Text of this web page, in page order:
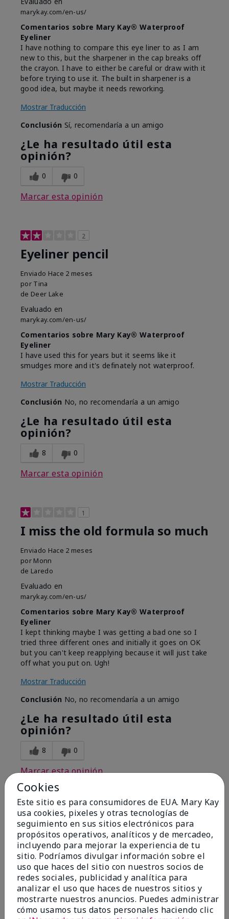
marykay.com/en-us/
Comentarios sobre Mary Kay® Waterproof
Eyeliner
I have nothing to compare this eye liner to as I am
new to this, but the sharpener in the cap breaks off
the crayon. I have to either be careful or draw with it
before trying to use it. The built in sharpener is a
good idea, but maybe it needs reworking.
Mostrar Traducción
Conclusión Sí, recomendaría a un amigo
¿Le ha resultado útil esta
opinión?
0 0
Marcar esta opinión
2
Eyeliner pencil
Enviado Hace 2 meses
por Tina
de Deer Lake
Evaluado en
marykay.com/en-us/
Comentarios sobre Mary Kay® Waterproof
Eyeliner
I have used this for years but it seems like it
smudges more and it's definately not waterproof.
Mostrar Traducción
Conclusión No, no recomendaría a un amigo
¿Le ha resultado útil esta
opinión?
8 0
Marcar esta opinión
1
I miss the old formula so much
Enviado Hace 2 meses
por Monn
de Laredo
Evaluado en
marykay.com/en-us/
Comentarios sobre Mary Kay® Waterproof
Eyeliner
I kept thinking maybe I was getting a bad one so I
tried three different ones and initially it goes on OK
but you can't keep reapplying because it will just take
off what you put on. Ugh!
Mostrar Traducción
Conclusión No, no recomendaría a un amigo
¿Le ha resultado útil esta
opinión?
8 0
Marcar esta opinión
1
I have used Marykay eyeliner
since 1992. This new product
go
Enviado
Hace 3 meses
porJacqueline
deSupply
Evaluado en
Cookies
Este sitio es para consumidores de EUA. Mary Kay
usa cookies, pixeles y otras tecnologías de
seguimiento en sus sitios electrónicos para
propósitos operativos, analíticos y de mercadeo,
incluyendo para mejorar la experiencia de tu
sitio. Podríamos divulgar información sobre el
uso que haces del sitio con nuestros socios de
redes sociales, publicidad y analítica para
analizar el uso que haces de nuestros sitios y
mostrarte nuestros anuncios. Puedes administrar
cómo usamos tus datos personales haciendo clic